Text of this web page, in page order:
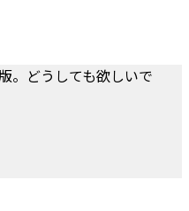
。どうしても欲しいで